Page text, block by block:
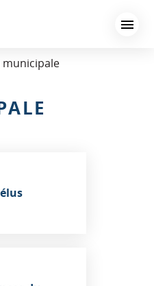
principal
municipale